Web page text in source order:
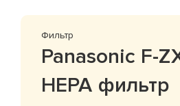
Фильтр
Panasonic F-
HEPA фильтр